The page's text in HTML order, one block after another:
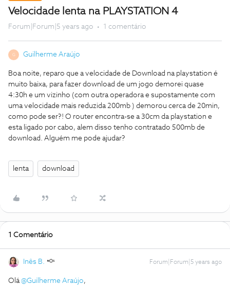
Velocidade lenta na PLAYSTATION 4
Forum|Forum|5 years ago 1 comentário
G Guilherme Araújo
Boa noite, reparo que a velocidade de Download na playstation é
muito baixa, para fazer download de um jogo demorei quase
4:30h e um vizinho (com outra operadora e supostamente com
uma velocidade mais reduzida 200mb ) demorou cerca de 20min,
como pode ser?! O router encontra-se a 30cm da playstation e
esta ligado por cabo, alem disso tenho contratado 500mb de
download. Alguém me pode ajudar?
lenta download
1 Comentário
Inês B. Forum|Forum|5 years ago
Olá@Guilherme Araújo,